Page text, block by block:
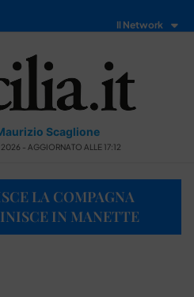
Il Network
Scaglione
- AGGIORNATO ALLE 17:12
LA COMPAGNA
IN MANETTE